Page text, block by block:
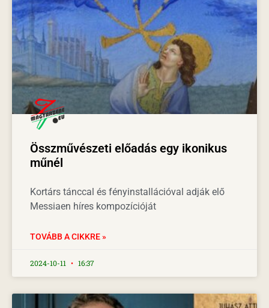
Összművészeti előadás egy ikonikus
műnél
Kortárs tánccal és fényinstallációval adják elő
Messiaen híres kompozícióját
TOVÁBB A CIKKRE »
2024-10-11 16:37